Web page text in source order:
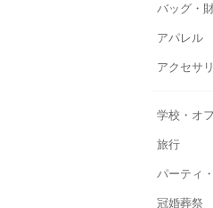
バッグ・
アパレル
アクセサ
学校・オ
旅行
パーティ
冠婚葬祭